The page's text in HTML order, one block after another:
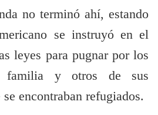
no terminó ahí, estando
se instruyó en el
leyes para pugnar por los
familia y otros de sus
encontraban refugiados.